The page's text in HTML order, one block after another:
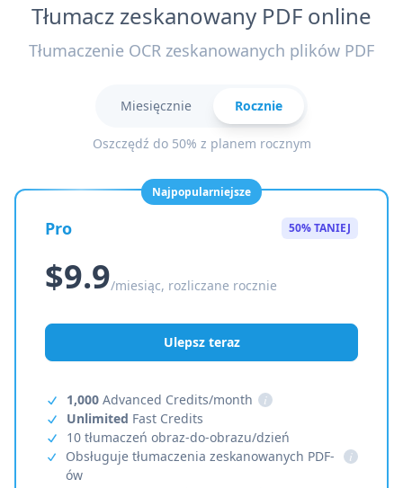
Tłumacz zeskanowany PDF online
Tłumaczenie OCR zeskanowanych plików PDF
Miesięcznie Rocznie
Oszczędź do 50% z planem rocznym
Najpopularniejsze
Pro 50% TANIEJ
$9.9/miesiąc, rozliczane rocznie
Ulepsz teraz
1,000 Advanced Credits/month
i
Unlimited Fast Credits
10 tłumaczeń obraz-do-obrazu/dzień
Obsługuje tłumaczenia zeskanowanych PDF-
ów
i